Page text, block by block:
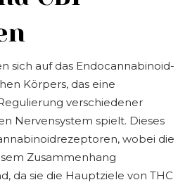
sich auf das Endocannabinoid-
Körpers, das eine
verschiedener
Nervensystem spielt. Dieses
wobei die
Zusammenhang
da sie die Hauptziele von THC